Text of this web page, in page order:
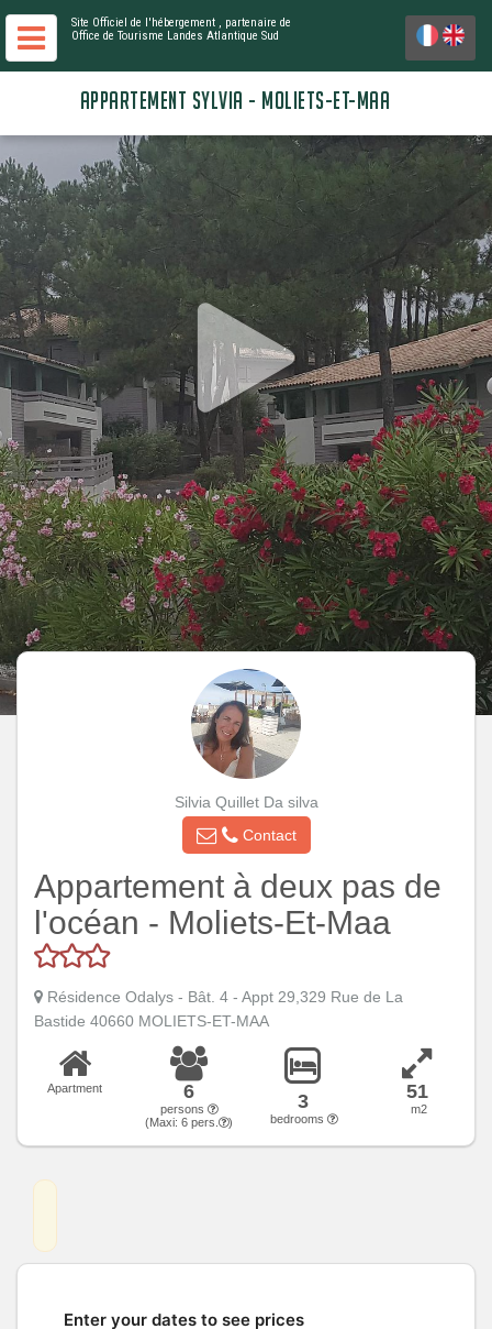
Site Officiel de l'hébergement , partenaire de
Office de Tourisme Landes Atlantique Sud
APPARTEMENT SYLVIA - MOLIETS-ET-MAA
Silvia Quillet Da silva
Contact
Appartement à deux pas de
l'océan - Moliets-Et-Maa
Résidence Odalys - Bât. 4 - Appt 29,329 Rue de La
Bastide 40660 MOLIETS-ET-MAA
Apartment 6
persons
(Maxi: 6 pers. )
3
bedrooms
51
m2
Enter your dates to see prices